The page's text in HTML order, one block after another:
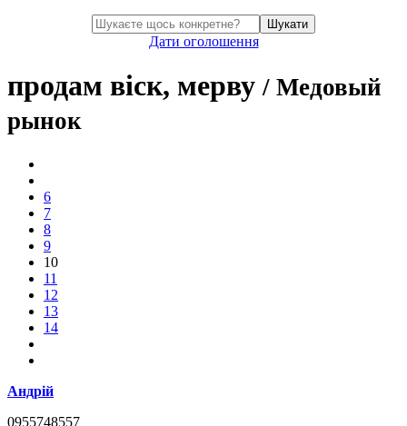
Шукати
Дати оголошення
продам віск, мерву/ Медовый
рынок
6
7
8
9
10
11
12
13
14
Андрій
0955748557